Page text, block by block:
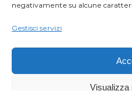
negativamente su alcune
Gestisci servizi
Visualizza
WhatsApp
Facebook